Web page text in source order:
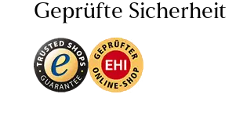
Geprüfte Sicherheit